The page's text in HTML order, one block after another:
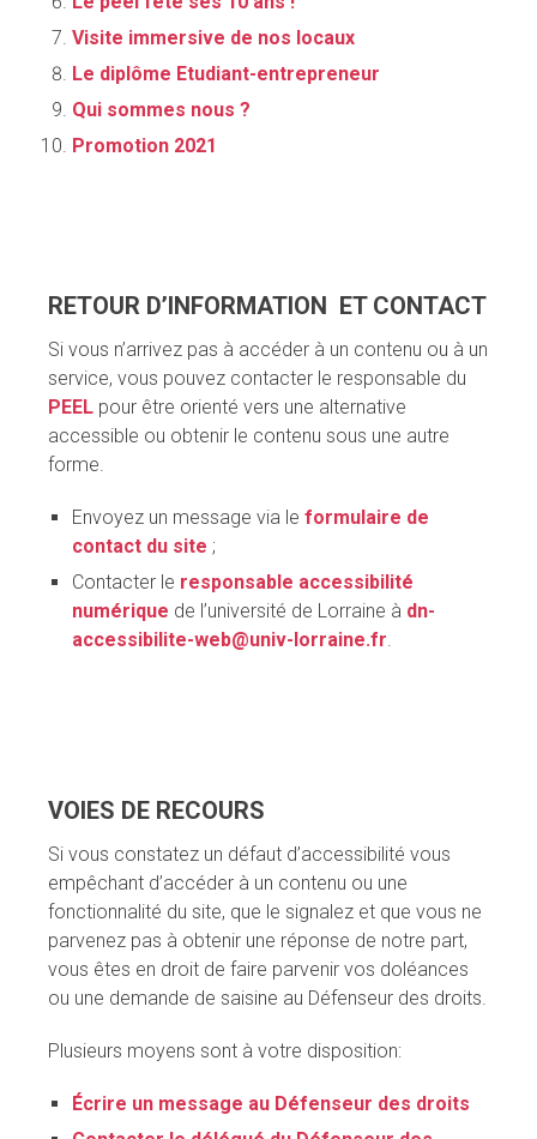
Visite immersive de nos locaux
Le diplôme Etudiant-entrepreneur
Qui sommes nous ?
Promotion 2021
RETOUR D’INFORMATION ET CONTACT
Si vous n’arrivez pas à accéder à un contenu ou à un
service, vous pouvez contacter le responsable du
PEEL pour être orienté vers une alternative
accessible ou obtenir le contenu sous une autre
forme.
Envoyez un message via le formulaire de
contact du site ;
Contacter le responsable accessibilité
numérique de l’université de Lorraine à dn-
accessibilite-web@univ-lorraine.fr
VOIES DE RECOURS
Si vous constatez un défaut d’accessibilité vous
empêchant d’accéder à un contenu ou une
fonctionnalité du site, que le signalez et que vous ne
parvenez pas à obtenir une réponse de notre part,
vous êtes en droit de faire parvenir vos doléances
ou une demande de saisine au Défenseur des droits.
Plusieurs moyens sont à votre disposition:
Écrire un message au Défenseur des droits